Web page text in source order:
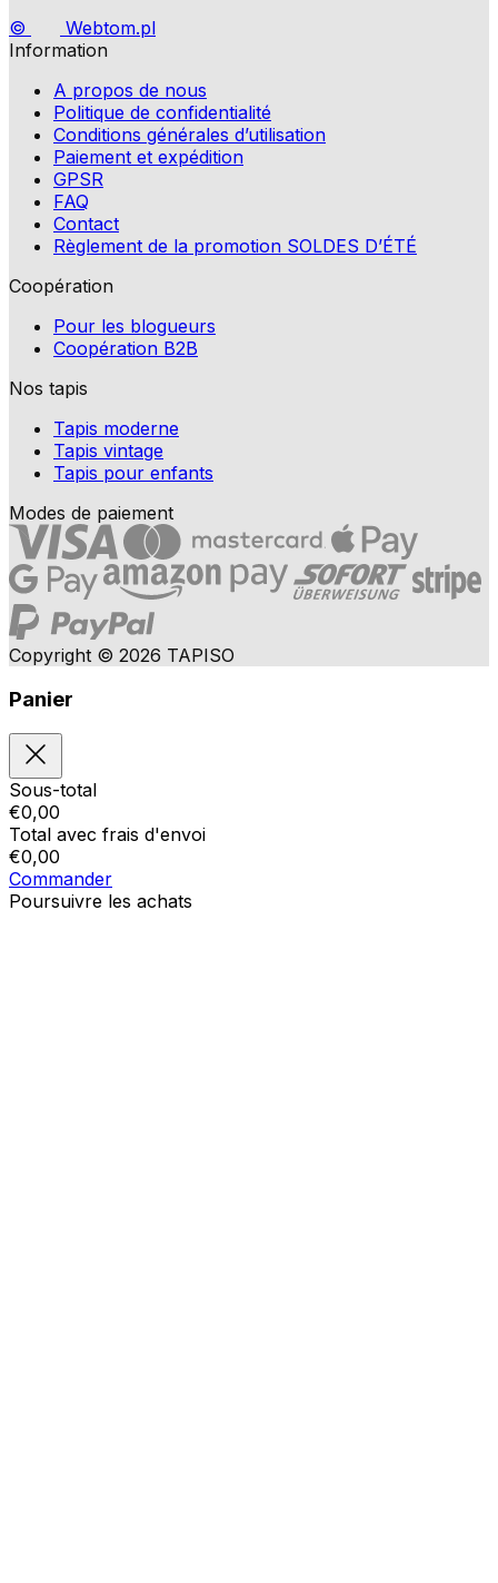
©
Webtom.pl
Information
A propos de nous
Politique de confidentialité
Conditions générales d’utilisation
Paiement et expédition
GPSR
FAQ
Contact
Règlement de la promotion SOLDES D’ÉTÉ
Coopération
Pour les blogueurs
Coopération B2B
Nos tapis
Tapis moderne
Tapis vintage
Tapis pour enfants
Modes de paiement
Copyright © 2026 TAPISO
Panier
Sous-total
€0,00
Total avec frais d'envoi
€0,00
Commander
Poursuivre les achats